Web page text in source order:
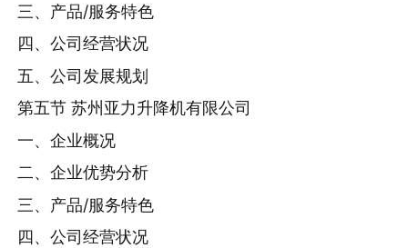
三、产品/服务特色
四、公司经营状况
五、公司发展规划
第五节 苏州亚力升降机有限公司
一、企业概况
二、企业优势分析
三、产品/服务特色
四、公司经营状况